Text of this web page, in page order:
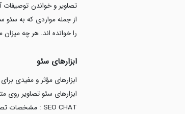
تصاویر و خواندن توصیفات
از جمله مواردی که به
را خوانده اند. هر چه
ابزارهای سئو
ابزارهای مؤثر و مفیدی
ابزارهای سئو تصاویر روی
SEO CHAT : مشخصات تصاویر را کامل چک می کنند